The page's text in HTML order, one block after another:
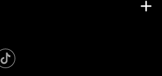
ongletonglet
un nouvel onglet
un nouvel onglet
dans un nouvel onglet